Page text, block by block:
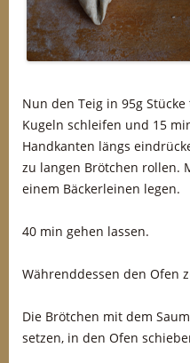
Nun den Teig in 95g
Kugeln schleifen und 15
Handkanten längs
zu langen Brötchen rollen.
einem Bäckerleinen legen.
40 min gehen lassen.
Währenddessen den Ofen
Die Brötchen mit dem
setzen, in den Ofen